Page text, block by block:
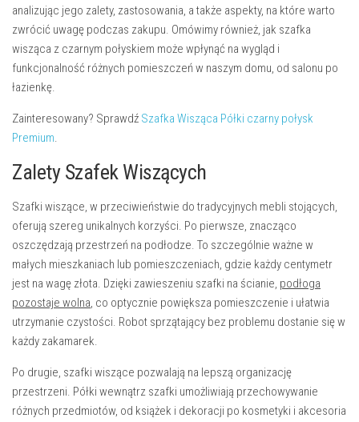
analizując jego zalety, zastosowania, a także aspekty, na które warto
zwrócić uwagę podczas zakupu. Omówimy również, jak szafka
wisząca z czarnym połyskiem może wpłynąć na wygląd i
funkcjonalność różnych pomieszczeń w naszym domu, od salonu po
łazienkę.
Zainteresowany? Sprawdź Szafka Wisząca Półki czarny połysk
Premium.
Zalety Szafek Wiszących
Szafki wiszące, w przeciwieństwie do tradycyjnych mebli stojących,
oferują szereg unikalnych korzyści. Po pierwsze, znacząco
oszczędzają przestrzeń na podłodze. To szczególnie ważne w
małych mieszkaniach lub pomieszczeniach, gdzie każdy centymetr
jest na wagę złota. Dzięki zawieszeniu szafki na ścianie, podłoga
pozostaje wolna, co optycznie powiększa pomieszczenie i ułatwia
utrzymanie czystości. Robot sprzątający bez problemu dostanie się w
każdy zakamarek.
Po drugie, szafki wiszące pozwalają na lepszą organizację
przestrzeni. Półki wewnątrz szafki umożliwiają przechowywanie
różnych przedmiotów, od książek i dekoracji po kosmetyki i akcesoria